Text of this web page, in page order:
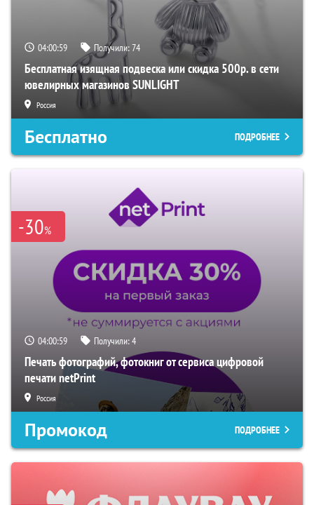
04:00:58 Получили:74
Бесплатная изящная подвеска или скидка 500р. в сети
ювелирных магазинов SUNLIGHT
Россия
Бесплатно ПОДРОБНЕЕ
-30%
04:00:58 Получили:4
Печать фотографий, фотокниг от сервиса цифровой
печати netPrint
Россия
Промокод ПОДРОБНЕЕ